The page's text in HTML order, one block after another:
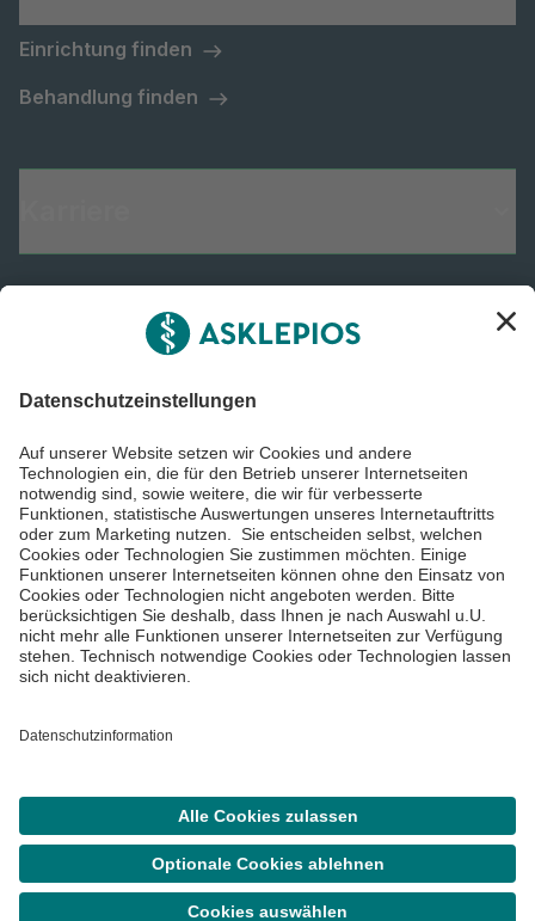
Einrichtung finden
Behandlung finden
Informiert bleiben
Impressum
Datenschutzinformationen
Barrierefreiheit
©Asklepios Kliniken GmbH & Co. KGaA 2026